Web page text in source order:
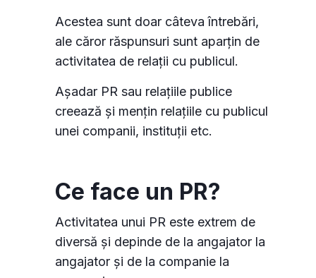
Acestea sunt doar câteva întrebări,
ale căror răspunsuri sunt aparțin de
activitatea de relații cu publicul.
Așadar PR sau relațiile publice
creează și mențin relațiile cu publicul
unei companii, instituții etc.
Ce face un PR?
Activitatea unui PR este extrem de
diversă și depinde de la angajator la
angajator și de la companie la